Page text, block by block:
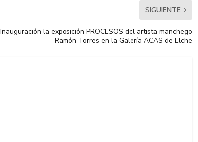
SIGUIENTE
Inauguración la exposición PROCESOS del artista manchego
Ramón Torres en la Galería ACAS de Elche